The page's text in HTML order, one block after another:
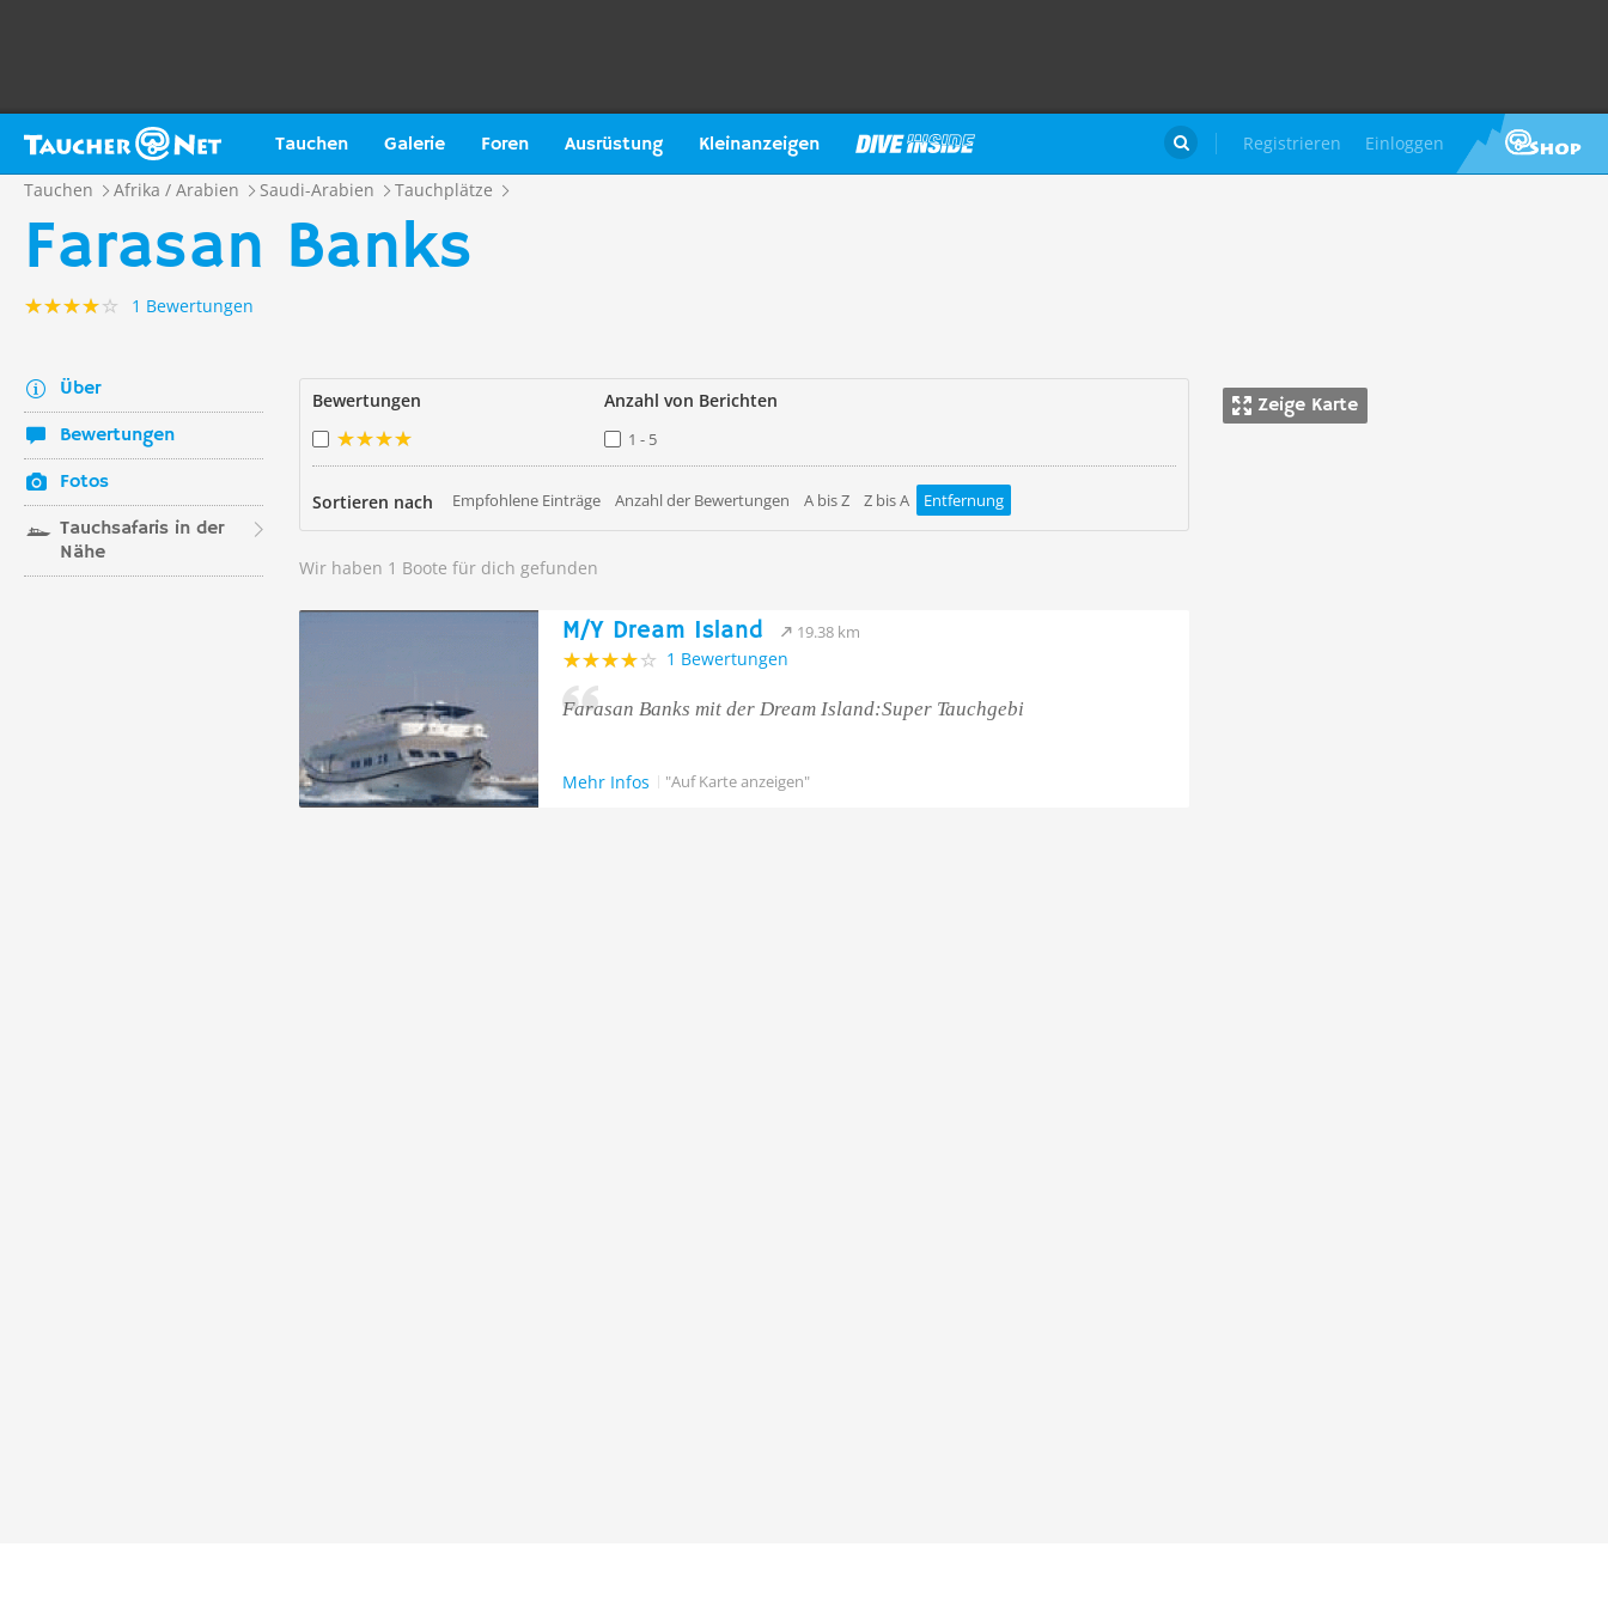
Tauchen Galerie Foren Ausrüstung Kleinanzeigen Registrieren Einloggen

Tauchen Afrika / Arabien Saudi-Arabien Tauchplätze
Farasan Banks
1 Bewertungen
Über
Bewertungen
Fotos
Tauchsafaris in der
Nähe
Zeige Karte
Bewertungen Anzahl von Berichten
1 - 5
Sortieren nach Empfohlene Einträge Anzahl der Bewertungen A bis Z Z bis A Entfernung
Wir haben 1 Boote für dich gefunden
M/Y Dream Island 19.38 km
1 Bewertungen
Farasan Banks mit der Dream Island:Super Tauchgebi
Mehr Infos "Auf Karte anzeigen"